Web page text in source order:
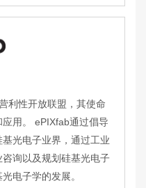
利性开放联盟，其使命
用。 ePIXfab通过倡导
光电子业界，通过工业
询以及规划硅基光电子
电子学的发展。